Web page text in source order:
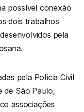
possível conexão
dois trabalhos
pela
pela Polícia Civil
de São Paulo,
associações